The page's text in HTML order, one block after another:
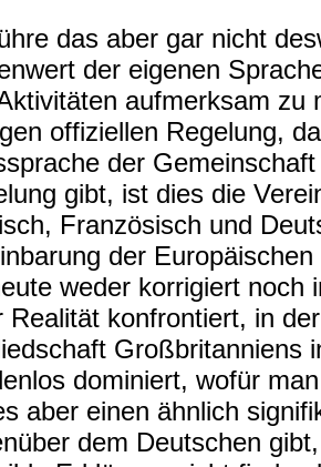
das aber gar nicht
der eigenen
aufmerksam zu
offiziellen Regelung,
der
gibt, ist dies die
Französisch und
der
weder korrigiert noch
Realität konfrontiert, in
Großbritanniens
dominiert, wofür
aber einen ähnlich
dem Deutschen